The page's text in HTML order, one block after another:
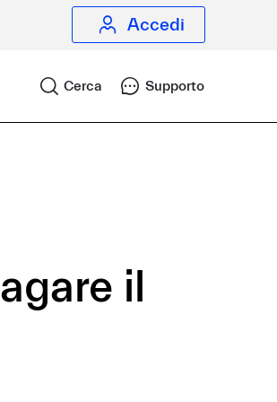
Accedi
Cerca Supporto
il